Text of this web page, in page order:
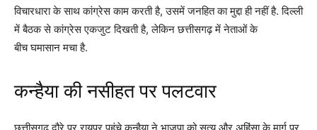
विचारधारा के साथ कांग्रेस काम करती है, उसमें जनहित का मुद्दा ही नहीं है. दिल्ली
में बैठक से कांग्रेस एकजुट दिखती है, लेकिन छत्तीसगढ़ में नेताओं के
बीच घमासान मचा है.
कन्हैया की नसीहत पर पलटवार